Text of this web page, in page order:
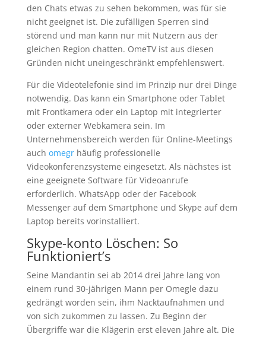
den Chats etwas zu sehen bekommen, was für sie
nicht geeignet ist. Die zufälligen Sperren sind
störend und man kann nur mit Nutzern aus der
gleichen Region chatten. OmeTV ist aus diesen
Gründen nicht uneingeschränkt empfehlenswert.
Für die Videotelefonie sind im Prinzip nur drei Dinge
notwendig. Das kann ein Smartphone oder Tablet
mit Frontkamera oder ein Laptop mit integrierter
oder externer Webkamera sein. Im
Unternehmensbereich werden für Online-Meetings
auch omegrhäufig professionelle
Videokonferenzsysteme eingesetzt. Als nächstes ist
eine geeignete Software für Videoanrufe
erforderlich. WhatsApp oder der Facebook
Messenger auf dem Smartphone und Skype auf dem
Laptop bereits vorinstalliert.
Skype-konto Löschen: So
Funktioniert’s
Seine Mandantin sei ab 2014 drei Jahre lang von
einem rund 30-jährigen Mann per Omegle dazu
gedrängt worden sein, ihm Nacktaufnahmen und
von sich zukommen zu lassen. Zu Beginn der
Übergriffe war die Klägerin erst eleven Jahre alt. Die